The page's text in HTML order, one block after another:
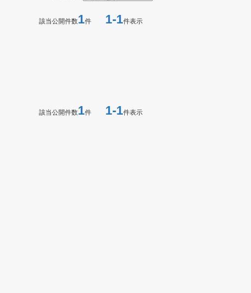
該当公開件数1件 1-1件表示
該当公開件数1件 1-1件表示